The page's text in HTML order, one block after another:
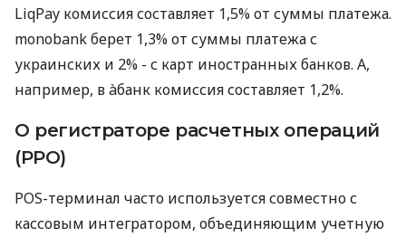
LiqPay комиссия составляет 1,5% от суммы платежа.
monobank берет 1,3% от суммы платежа с
украинских и 2% - с карт иностранных банков. А,
например, в àбанк комиссия составляет 1,2%.
О регистраторе расчетных операций
(РРО)
POS-терминал часто используется совместно с
кассовым интегратором, объединяющим учетную